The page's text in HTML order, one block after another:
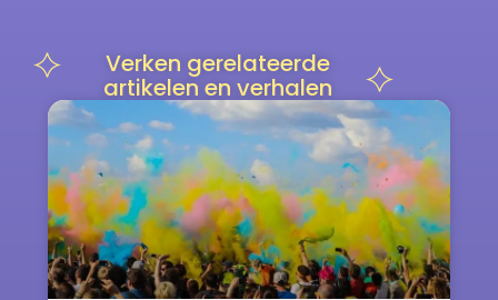
Verken gerelateerde
artikelen en verhalen